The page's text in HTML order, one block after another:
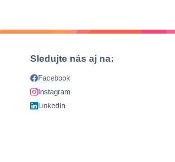
Sledujte nás aj na:
Facebook
Instagram
LinkedIn